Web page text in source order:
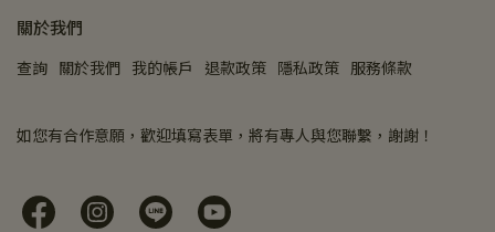
關於我們
查詢 關於我們 我的帳戶 退款政策 隱私政策 服務條款
如您有合作意願，歡迎填寫表單，將有專人與您聯繫，謝謝！